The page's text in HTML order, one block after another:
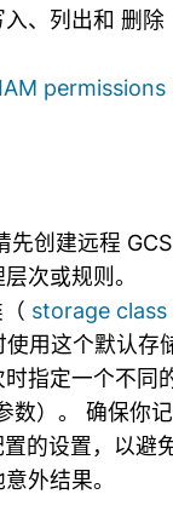
、列出和 删除
permissions
先创建远程 GCS
次或规则。
storage class
用这个默认存
指定一个不同
数）。 确保你记
的设置，以避
外结果。